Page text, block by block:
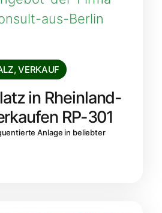
,VERKAUF
in Rheinland-
RP-301
Anlage in beliebter